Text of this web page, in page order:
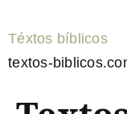
Téxtos bíblicos
textos-